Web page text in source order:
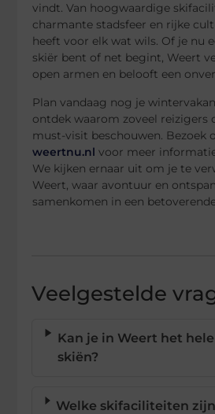
vindt. Van hoogwaardige
charmante stadsfeer en rijke
heeft voor elk wat wils. Of je nu
skiër bent of net begint, Weert
open armen en belooft een
Plan vandaag nog je
ontdek waarom zoveel reizigers
must-visit beschouwen. Bezoek
weertnu.nl voor meer
We kijken ernaar uit om je te
Weert, waar avontuur en
samenkomen in een
Veelgestelde
Kan je in Weert het
skiën?
Welke skifaciliteiten